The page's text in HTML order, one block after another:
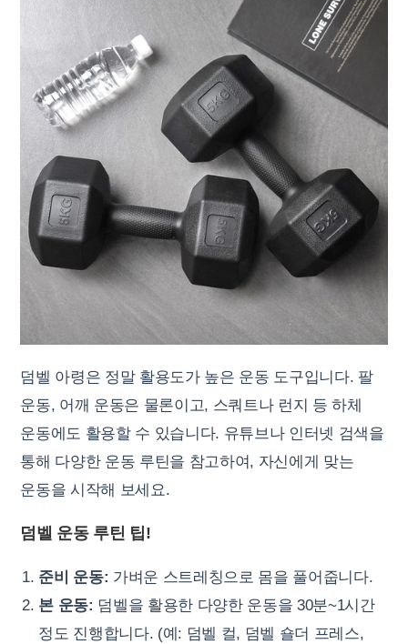
덤벨 아령은 정말 활용도가 높은 운동 도구입니다. 팔
운동, 어깨 운동은 물론이고, 스쿼트나 런지 등 하체
운동에도 활용할 수 있습니다. 유튜브나 인터넷 검색을
통해 다양한 운동 루틴을 참고하여, 자신에게 맞는
운동을 시작해 보세요.
덤벨 운동 루틴 팁!
준비 운동: 가벼운 스트레칭으로 몸을 풀어줍니다.
본 운동: 덤벨을 활용한 다양한 운동을 30분~1시간
정도 진행합니다. (예: 덤벨 컬, 덤벨 숄더 프레스,